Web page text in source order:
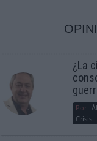
¿La
Por
Crisis